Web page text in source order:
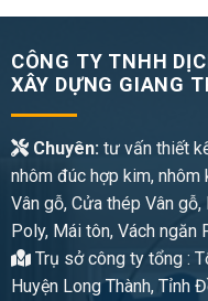
CÔNG TY TNHH
XÂY DỰNG GIANG
Chuyên:tư vấn thiết
nhôm đúc hợp kim,
Vân gỗ, Cửa thép Vân
Poly, Mái tôn, Vách ngăn
Trụ sở công ty tổng :
Huyện Long Thành, Tỉnh